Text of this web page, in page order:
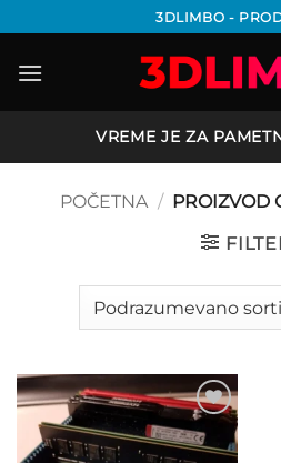
na
sadržaj
3DLIMBO -
VREME JE ZA
POČETNA / PROIZVOD
Add to
wishlist